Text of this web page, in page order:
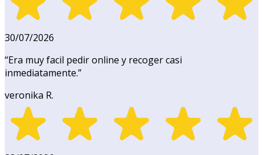
30/07/2026
“Era muy facil pedir online y recoger casi
inmediatamente.”
veronika R.